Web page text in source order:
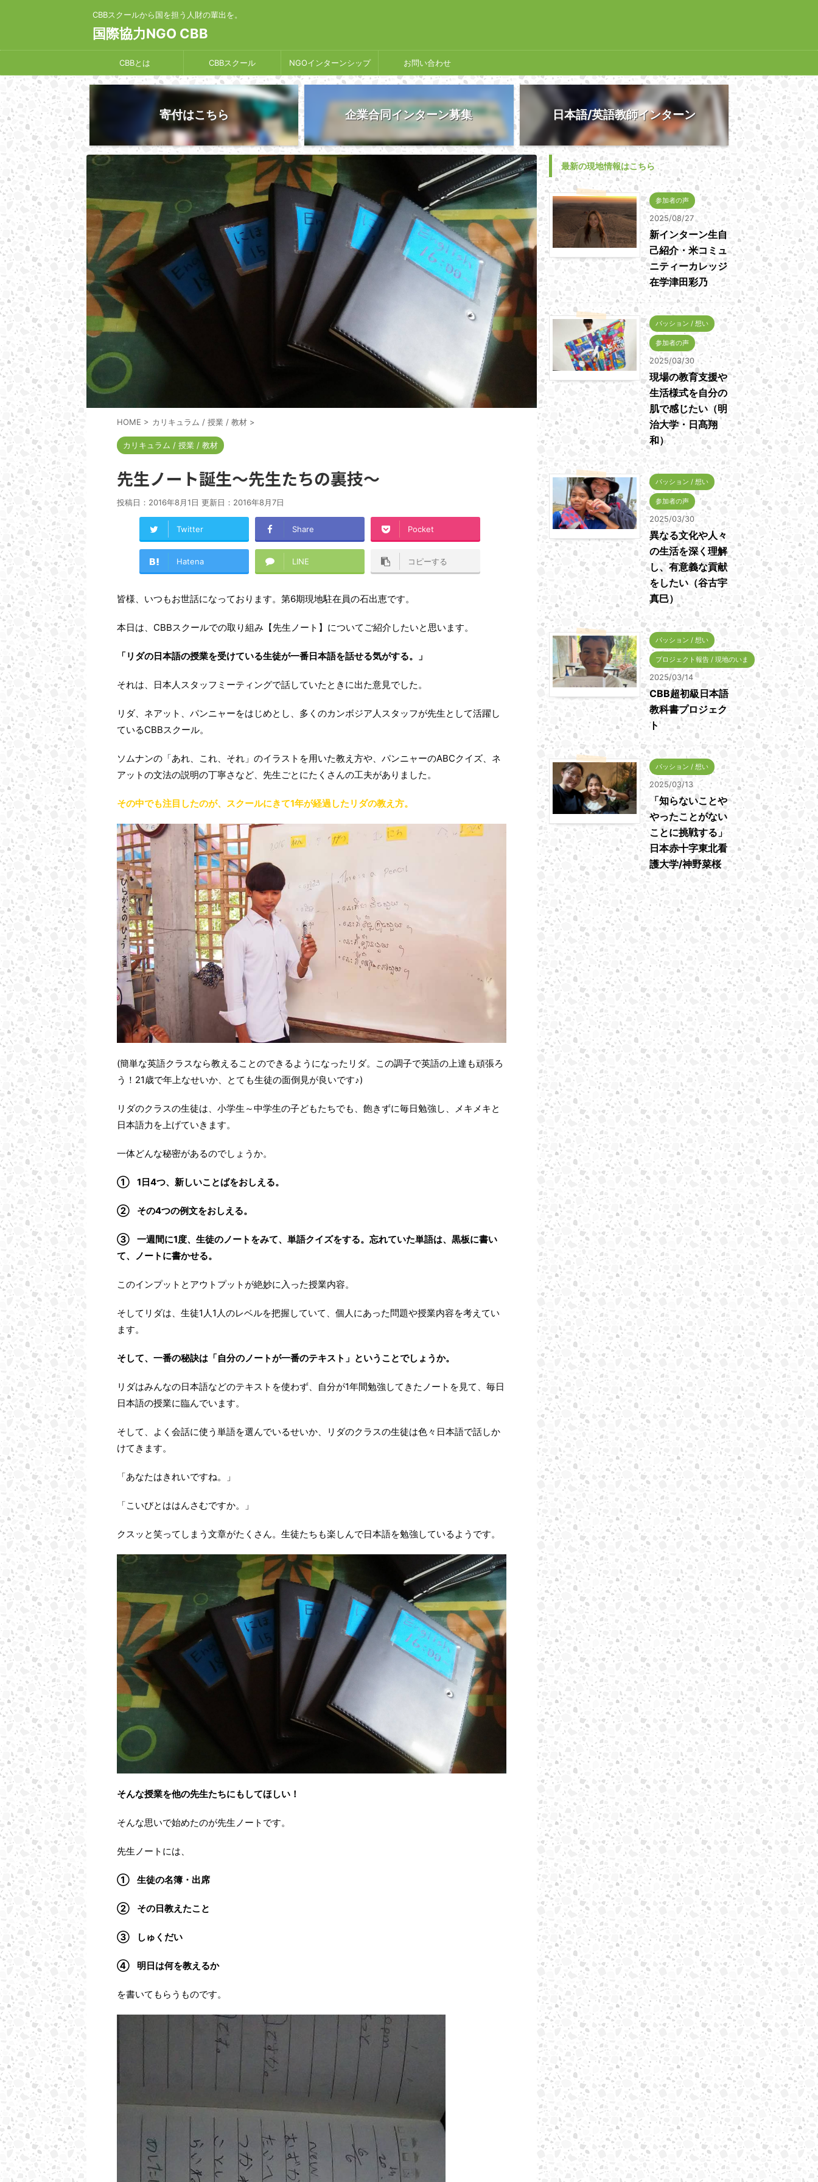
CBBスクールから国を担う人財の輩出を。
国際協力NGO CBB
CBBとは CBBスクール NGOインターンシップ お問い合わせ
寄付はこちら 企業合同インターン募集 日本語/英語教師インターン
HOME > カリキュラム / 授業 / 教材 >
カリキュラム / 授業 / 教材
先生ノート誕生～先生たちの裏技～
投稿日：2016年8月1日 更新日： 2016年8月7日
Twitter Share Pocket
Hatena LINE コピーする
皆様、いつもお世話になっております。第6期現地駐在員の石出恵です。
本日は、CBBスクールでの取り組み【先生ノート】についてご紹介したいと思います。
「リダの日本語の授業を受けている生徒が一番日本語を話せる気がする。」
それは、日本人スタッフミーティングで話していたときに出た意見でした。
リダ、ネアット、パンニャーをはじめとし、多くのカンボジア人スタッフが先生として活躍し
ているCBBスクール。
ソムナンの「あれ、これ、それ」のイラストを用いた教え方や、パンニャーのABCクイズ、ネ
アットの文法の説明の丁寧さなど、先生ごとにたくさんの工夫がありました。
その中でも注目したのが、スクールにきて1年が経過したリダの教え方。
(簡単な英語クラスなら教えることのできるようになったリダ。この調子で英語の上達も頑張ろ
う！21歳で年上なせいか、とても生徒の面倒見が良いです♪)
リダのクラスの生徒は、小学生～中学生の子どもたちでも、飽きずに毎日勉強し、メキメキと
日本語力を上げていきます。
一体どんな秘密があるのでしょうか。
① 1日4つ、新しいことばをおしえる。
② その4つの例文をおしえる。
③ 一週間に1度、生徒のノートをみて、単語クイズをする。忘れていた単語は、黒板に書い
て、ノートに書かせる。
このインプットとアウトプットが絶妙に入った授業内容。
そしてリダは、生徒1人1人のレベルを把握していて、個人にあった問題や授業内容を考えてい
ます。
そして、一番の秘訣は「自分のノートが一番のテキスト」ということでしょうか。
リダはみんなの日本語などのテキストを使わず、自分が1年間勉強してきたノートを見て、毎日
日本語の授業に臨んでいます。
そして、よく会話に使う単語を選んでいるせいか、リダのクラスの生徒は色々日本語で話しか
けてきます。
「あなたはきれいですね。」
「こいびとははんさむですか。」
クスッと笑ってしまう文章がたくさん。生徒たちも楽しんで日本語を勉強しているようです。
そんな授業を他の先生たちにもしてほしい！
そんな思いで始めたのが先生ノートです。
先生ノートには、
① 生徒の名簿・出席
② その日教えたこと
③ しゅくだい
④ 明日は何を教えるか
を書いてもらうものです。
最新の現地情報はこちら
参加者の声
2025/08/27
新インターン生自
己紹介・米コミュ
ニティーカレッジ
在学津田彩乃
パッション / 想い
参加者の声
2025/03/30
現場の教育支援や
生活様式を自分の
肌で感じたい（明
治大学・日髙翔
和）
パッション / 想い
参加者の声
2025/03/30
異なる文化や人々
の生活を深く理解
し、有意義な貢献
をしたい（谷古宇
真巳）
パッション / 想い
プロジェクト報告 / 現地のいま
2025/03/14
CBB超初級日本語
教科書プロジェク
ト
パッション / 想い
2025/03/13
「知らないことや
やったことがない
ことに挑戦する」
日本赤十字東北看
護大学/神野菜桜